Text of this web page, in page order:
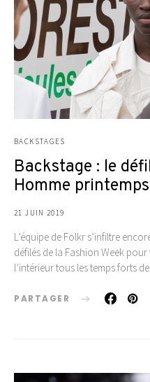
BACKSTAGES
Backstage : le
Homme
21 JUIN 2019
L’équipe de Folkr s’infiltre
défilés de la Fashion Week
l’intérieur tous les temps forts
PARTAGER